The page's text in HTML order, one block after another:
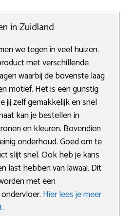
in Zuidland
we tegen in veel huizen.
met verschillende
waarbij de bovenste laag
motief. Het is een gunstig
jij zelf gemakkelijk en snel
kan je bestellen in
en kleuren. Bovendien
onderhoud. Goed om te
slijt snel. Ook heb je kans
last hebben van lawaai. Dit
met een
Hier lees je meer
.